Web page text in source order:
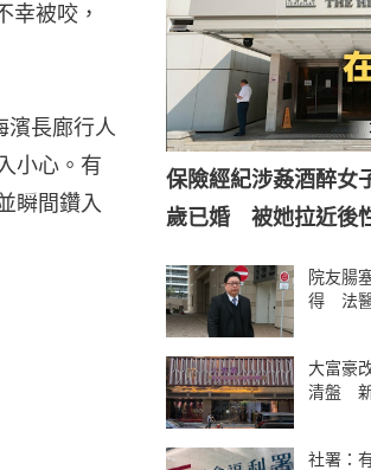
幸被咬，
長廊行人
小心。有
瞬間鑽入
保險經紀涉姦酒醉
歲已婚 被她拉近後
院友腸
得 法醫
大富豪
清盤 新
社署：